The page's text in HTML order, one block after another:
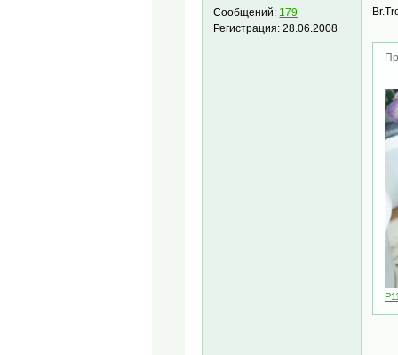
Сообщений: 179
Регистрация:28.06.2008